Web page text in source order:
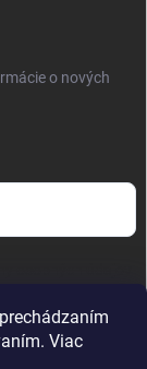
Viac
o nových